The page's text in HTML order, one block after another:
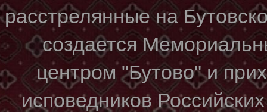
расстрелянные на
создается
центром "Бутово" и
исповедников